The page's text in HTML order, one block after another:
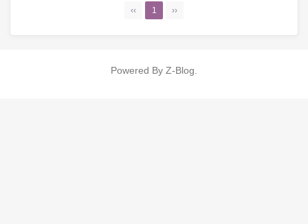
‹‹ 1 ››
Powered By Z-Blog